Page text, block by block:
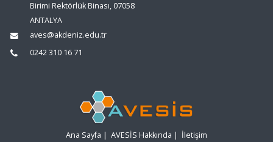
Birimi Rektörlük Binası, 07058
ANTALYA
aves@akdeniz.edu.tr
0242 310 16 71
Ana Sayfa | AVESİS Hakkında | İletişim